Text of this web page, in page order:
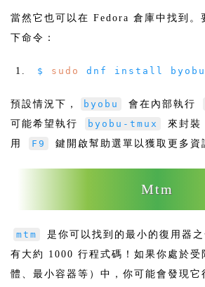
當然它也可以在 Fedora 倉庫中找到。
下命令：
$ sudo dnf install byobu
預設情況下， byobu 會在內部執行
可能希望執行
byobu-tmux 來封裝
用
F9 鍵開啟幫助選單以獲取更多資
Mtm
mtm
是你可以找到的最小的復用器
有大約 1000 行程式碼！如果你處於受
體、最小容器等）中，你可能會發現它